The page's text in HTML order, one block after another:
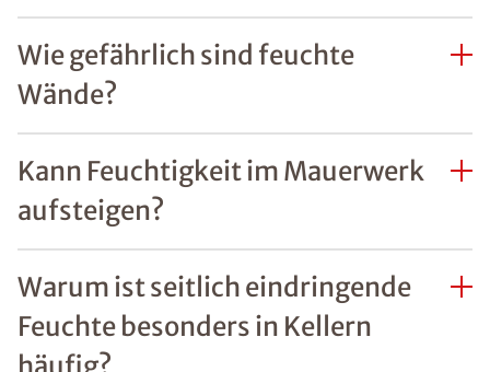
Wie gefährlich sind feuchte
Wände?
Kann Feuchtigkeit im Mauerwerk
aufsteigen?
Warum ist seitlich eindringende
Feuchte besonders in Kellern